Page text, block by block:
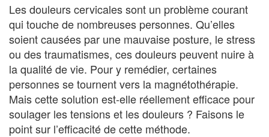
Les douleurs cervicales sont un problème courant
qui touche de nombreuses personnes. Qu’elles
soient causées par une mauvaise posture, le stress
ou des traumatismes, ces douleurs peuvent nuire à
la qualité de vie. Pour y remédier, certaines
personnes se tournent vers la magnétothérapie.
Mais cette solution est-elle réellement efficace pour
soulager les tensions et les douleurs ? Faisons le
point sur l’efficacité de cette méthode.